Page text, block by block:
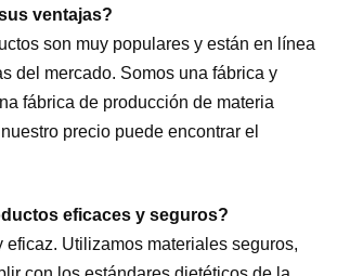
ventajas?
son muy populares y están en línea
del mercado. Somos una fábrica y
fábrica de producción de materia
precio puede encontrar el
eficaces y seguros?
eficaz. Utilizamos materiales seguros,